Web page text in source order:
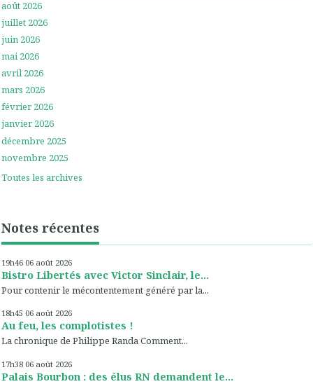
août 2026
juillet 2026
juin 2026
mai 2026
avril 2026
mars 2026
février 2026
janvier 2026
décembre 2025
novembre 2025
Toutes les archives
Notes récentes
19h46 06 août 2026
Bistro Libertés avec Victor Sinclair, le...
Pour contenir le mécontentement généré par la...
18h45 06 août 2026
Au feu, les complotistes !
La chronique de Philippe Randa Comment...
17h38 06 août 2026
Palais Bourbon : des élus RN demandent le...